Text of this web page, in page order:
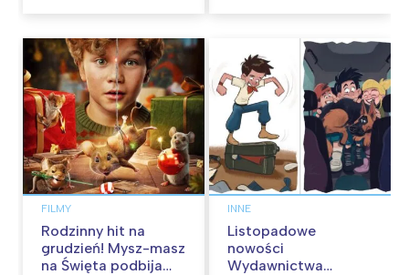
FILMY
Rodzinny hit na
grudzień! Mysz-masz
na Święta podbija
INNE
Listopadowe
nowości
Wydawnictwa